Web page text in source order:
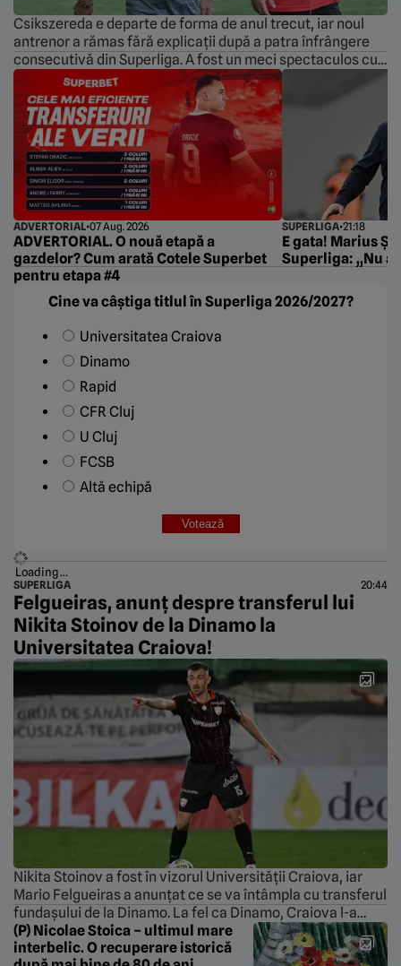
Csikszereda e departe de forma de anul trecut, iar noul
antrenor a rămas fără explicații după a patra înfrângere
consecutivă din Superliga. A fost un meci spectaculos cu
cinci goluri la Ovidiu. Farul a dat lovitura pe teren propriu
și a bifat o nouă victorie, scor 3-2, în fața „ciucanilor”: La
finalul partidei, Istvan Szabo […]
ADVERTORIAL•07 Aug. 2026
ADVERTORIAL. O nouă etapă a
gazdelor? Cum arată Cotele Superbet
pentru etapa #4
SUPERLIGA•21:18
E gata! Marius
Superliga: „Nu a
Cine va câștiga titlul în Superliga 2026/2027?
Universitatea Craiova
Dinamo
Rapid
CFR Cluj
U Cluj
FCSB
Altă echipă
Loading ...
SUPERLIGA 20:44
Felgueiras, anunț despre transferul lui
Nikita Stoinov de la Dinamo la
Universitatea Craiova!
Nikita Stoinov a fost în vizorul Universității Craiova, iar
Mario Felgueiras a anunțat ce se va întâmpla cu transferul
fundașului de la Dinamo. La fel ca Dinamo, Craiova l-a
urmărit cu atenție pe internaționalul israelian. Oltenii au
renunțat la monitorizare și fundașul a semnat cu Dinamo.
(P) Nicolae Stoica – ultimul mare
interbelic. O recuperare istorică